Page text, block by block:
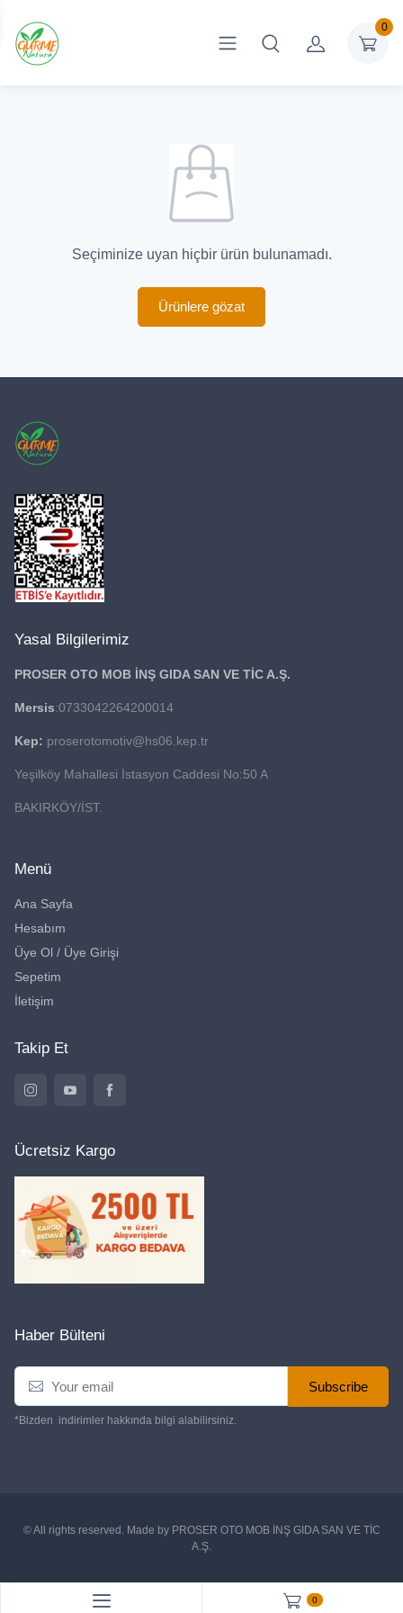
0
Seçiminize uyan hiçbir ürün bulunamadı.
Ürünlere gözat
Yasal Bilgilerimiz
PROSER OTO MOB İNŞ GIDASAN VE TİC A.Ş.
Mersis:0733042264200014
Kep: proserotomotiv@hs06.kep.tr
Yeşilköy Mahallesi İstasyon Caddesi No:50 A
BAKIRKÖY/İST.
Menü
Ana Sayfa
Hesabım
Üye Ol / Üye Girişi
Sepetim
İletişim
Takip Et
Ücretsiz Kargo
Haber Bülteni
Subscribe
*Bizden indirimler hakkında bilgi alabilirsiniz.
© All rights reserved. Made by PROSER OTO MOB İNŞ GIDA SAN VE TİC
A.Ş.
0